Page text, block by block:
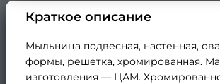
Краткое описание
Мыльница подвесная, настенная,
формы, решетка, хромированная.
изготовления — ЦАМ.